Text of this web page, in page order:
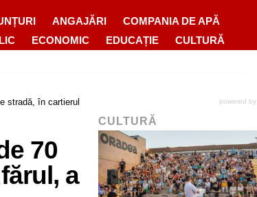
ANGAJĂRI
COMPANIA DE APĂ
ECONOMIC EDUCAȚIE CULTURĂ
stradă, în cartierul
70
a
powered by
CULTURĂ